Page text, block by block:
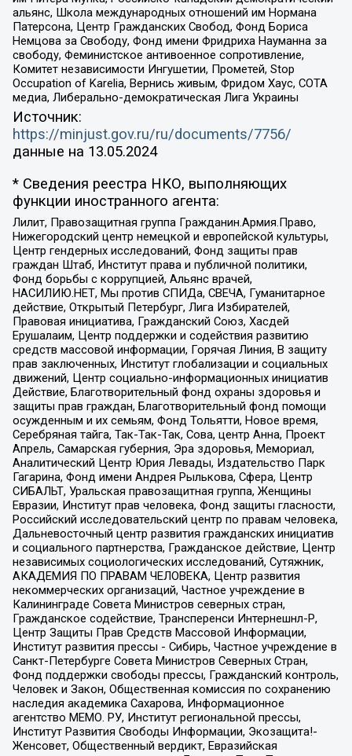
альянс, Школа международных отношений им Нормана
Патерсона, Центр Гражданских Свобод, Фонд Бориса
Немцова за Свободу, Фонд имени Фридриха Науманна за
свободу, Феминистское антивоенное сопротивление,
Комитет независимости Ингушетии, Прометей, Stop
Occupation of Karelia, Вернись живым, Фридом Хаус, СОТА
медиа, Либерально-демократическая Лига Украины
Источник:
https://minjust.gov.ru/ru/documents/7756/
данные на 13.05.2024
* Сведения реестра НКО, выполняющих
функции иностранного агента:
Лилит, Правозащитная группа Гражданин.Армия.Право,
Нижегородский центр немецкой и европейской культуры,
Центр гендерных исследований, Фонд защиты прав
граждан Штаб, Институт права и публичной политики,
Фонд борьбы с коррупцией, Альянс врачей,
НАСИЛИЮ.НЕТ, Мы против СПИДа, СВЕЧА, Гуманитарное
действие, Открытый Петербург, Лига Избирателей,
Правовая инициатива, Гражданский Союз, Хасдей
Ерушалаим, Центр поддержки и содействия развитию
средств массовой информации, Горячая Линия, В защиту
прав заключенных, Институт глобализации и социальных
движений, Центр социально-информационных инициатив
Действие, Благотворительный фонд охраны здоровья и
защиты прав граждан, Благотворительный фонд помощи
осужденным и их семьям, Фонд Тольятти, Новое время,
Серебряная тайга, Так-Так-Так, Сова, центр Анна, Проект
Апрель, Самарская губерния, Эра здоровья, Мемориал,
Аналитический Центр Юрия Левады, Издательство Парк
Гагарина, Фонд имени Андрея Рылькова, Сфера, Центр
СИБАЛЬТ, Уральская правозащитная группа, Женщины
Евразии, Институт прав человека, Фонд защиты гласности,
Российский исследовательский центр по правам человека,
Дальневосточный центр развития гражданских инициатив
и социального партнерства, Гражданское действие, Центр
независимых социологических исследований, Сутяжник,
АКАДЕМИЯ ПО ПРАВАМ ЧЕЛОВЕКА, Центр развития
некоммерческих организаций, Частное учреждение в
Калининграде Совета Министров северных стран,
Гражданское содействие, Трансперенси Интернешнл-Р,
Центр Защиты Прав Средств Массовой Информации,
Институт развития прессы - Сибирь, Частное учреждение в
Санкт-Петербурге Совета Министров Северных Стран,
Фонд поддержки свободы прессы, Гражданский контроль,
Человек и Закон, Общественная комиссия по сохранению
наследия академика Сахарова, Информационное
агентство МЕМО. РУ, Институт региональной прессы,
Институт Развития Свободы Информации, Экозащита!-
Женсовет, Общественный вердикт, Евразийская